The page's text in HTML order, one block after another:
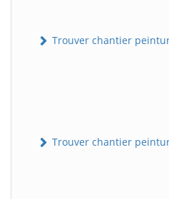
Trouver chantier
Trouver chantier